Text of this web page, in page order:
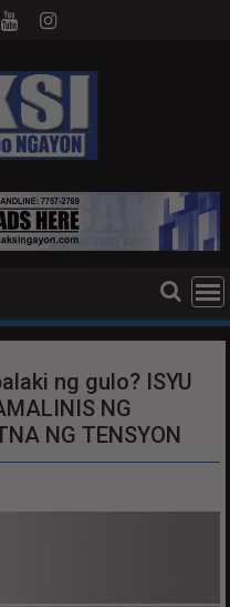
ng gulo? ISYU
NG
NG TENSYON